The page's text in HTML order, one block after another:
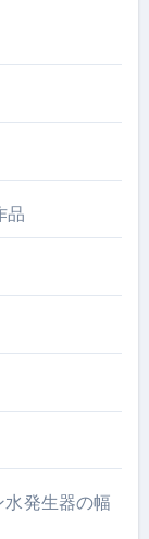
品
発生器の幅